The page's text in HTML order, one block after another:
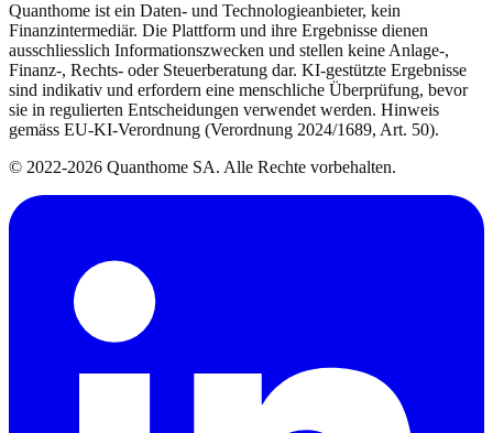
Quanthome ist ein Daten- und Technologieanbieter, kein
Finanzintermediär. Die Plattform und ihre Ergebnisse dienen
ausschliesslich Informationszwecken und stellen keine Anlage-,
Finanz-, Rechts- oder Steuerberatung dar. KI-gestützte Ergebnisse
sind indikativ und erfordern eine menschliche Überprüfung, bevor
sie in regulierten Entscheidungen verwendet werden. Hinweis
gemäss EU-KI-Verordnung (Verordnung 2024/1689, Art. 50).
© 2022-2026 Quanthome SA. Alle Rechte vorbehalten.